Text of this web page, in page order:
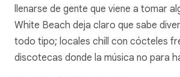
llenarse de gente que viene a tomar
White Beach deja claro que sabe
todo tipo; locales chill con cócteles
discotecas donde la música no para